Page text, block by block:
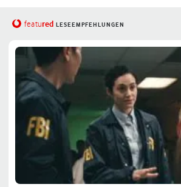
featured LESEEMPFEHLUNGEN